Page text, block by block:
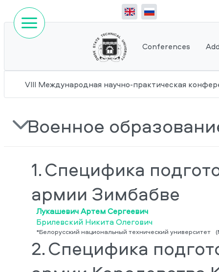
Conferences
VIII Международная научно-практическая
Военное
1.Специфика
армии Зимбабве
Лукашевич Артем Сергеевич
Брилевский Никита Олегович
*Белорусский национальный технический университет
2.Специфика